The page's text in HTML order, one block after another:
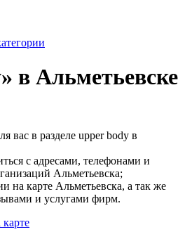
в Альметьевске
вас в разделе upper body в
с адресами, телефонами и
Альметьевска;
на карте Альметьевска, а так же
и услугами фирм.